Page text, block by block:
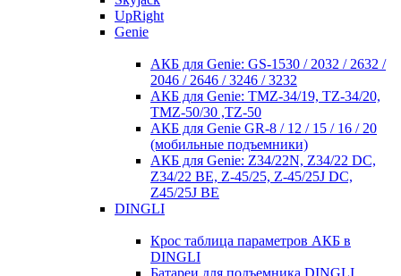
UpRight
Genie
АКБ для Genie: GS-1530 / 2032 / 2632 /
2046 / 2646 / 3246 / 3232
АКБ для Genie: TMZ-34/19, TZ-34/20,
TMZ-50/30 ,TZ-50
АКБ для Genie GR-8 / 12 / 15 / 16 / 20
(мобильные подъемники)
АКБ для Genie: Z34/22N, Z34/22 DC,
Z34/22 BE, Z-45/25, Z-45/25J DC,
Z45/25J BE
DINGLI
Крос таблица параметров АКБ в
DINGLI
Батареи для подъемника DINGLI